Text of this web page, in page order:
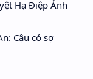
Cậu có sợ